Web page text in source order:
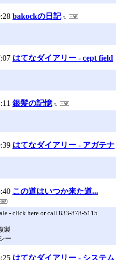
bakockの日記
はてなダイアリー - cept field
銀髪の記憶
はてなダイアリー - アガテナ
この道はいつか来た道...
- click here or call 833-878-5115
製
ー
はてなダイアリー - システム